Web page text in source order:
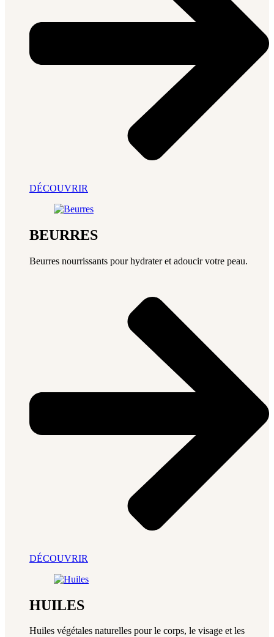
DÉCOUVRIR
BEURRES
Beurres nourrissants pour hydrater et adoucir votre peau.
DÉCOUVRIR
HUILES
Huiles végétales naturelles pour le corps, le visage et les